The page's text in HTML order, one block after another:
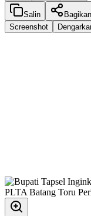
Salin
Bagikan
Screenshot